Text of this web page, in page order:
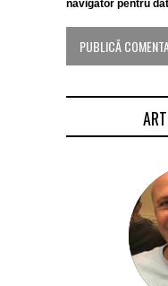
navigator pentru